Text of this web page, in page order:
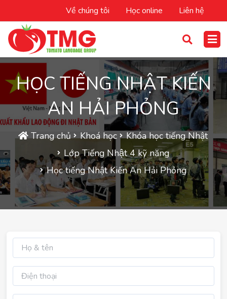
Về chúng tôi Học online Liên hệ
HỌC TIẾNG NHẬT KIẾN
AN HẢI PHỎNG
Trang chủ Khoá học
Khóa học tiếng Nhật
Lớp Tiếng Nhật 4 kỹ năng
Học tiếng Nhật Kiến An Hải Phỏng